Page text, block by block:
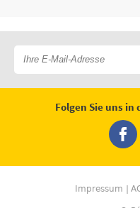
Folgen Sie uns
Impressum